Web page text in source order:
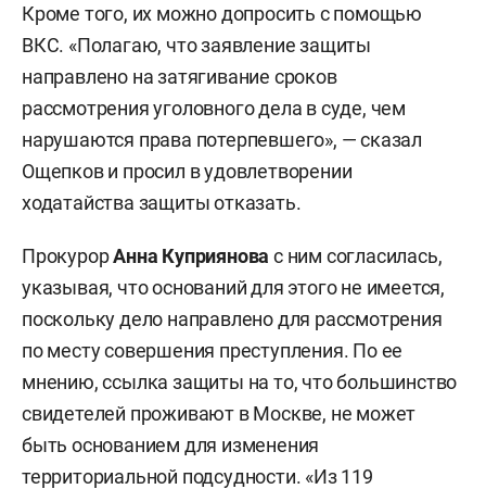
Кроме того, их можно допросить с помощью
ВКС. «Полагаю, что заявление защиты
направлено на затягивание сроков
рассмотрения уголовного дела в суде, чем
нарушаются права потерпевшего», — сказал
Ощепков и просил в удовлетворении
ходатайства защиты отказать.
ПрокурорАнна Куприянова с ним согласилась,
указывая, что оснований для этого не имеется,
поскольку дело направлено для рассмотрения
по месту совершения преступления. По ее
мнению, ссылка защиты на то, что большинство
свидетелей проживают в Москве, не может
быть основанием для изменения
территориальной подсудности. «Из 119